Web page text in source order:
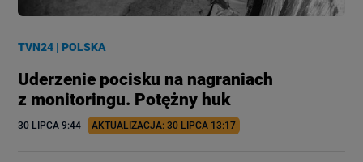
TVN24 |POLSKA
Uderzenie pocisku na nagraniach
z monitoringu. Potężny huk
30 LIPCA 9:44 AKTUALIZACJA: 30 LIPCA 13:17